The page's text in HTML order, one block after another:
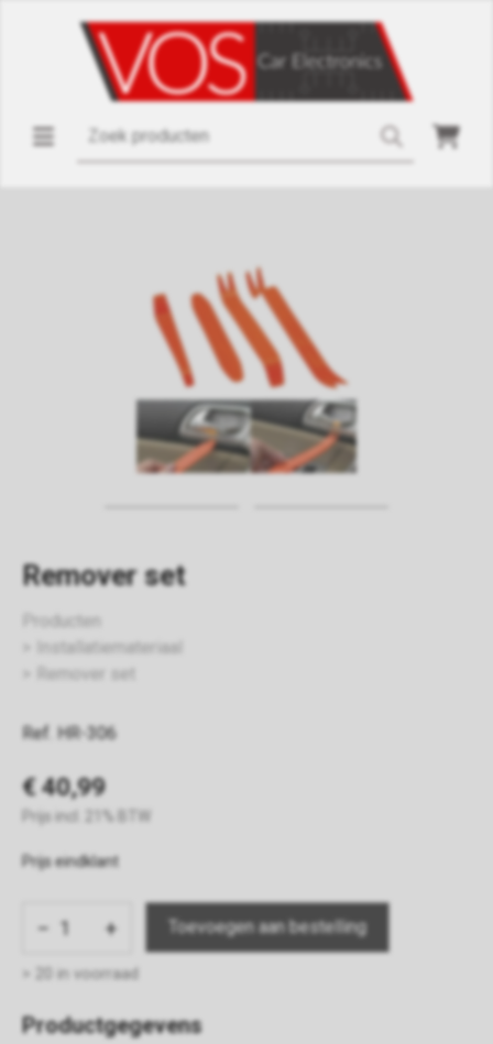
Remover set
Producten
Installatiemateriaal
Remover set
Ref. HR-306
€ 40,99
Prijs incl. 21% BTW
Prijs eindklant
− +
> 20 in voorraad
Productgegevens